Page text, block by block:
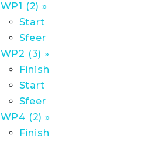
WP1 (2) »
Start
Sfeer
WP2 (3) »
Finish
Start
Sfeer
WP4 (2) »
Finish